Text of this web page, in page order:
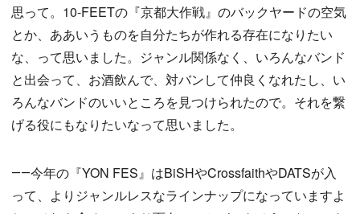
思って。10-FEETの『京都大作戦』のバックヤードの空気
とか、ああいうものを自分たちが作れる存在になりたい
な、って思いました。ジャンル関係なく、いろんなバンド
と出会って、お酒飲んで、対バンして仲良くなれたし、い
ろんなバンドのいいところを見つけられたので。それを繋
げる役にもなりたいなって思いました。
――今年の『YON FES』はBiSHやCrossfaithやDATSが入
って、よりジャンルレスなラインナップになっていますよ